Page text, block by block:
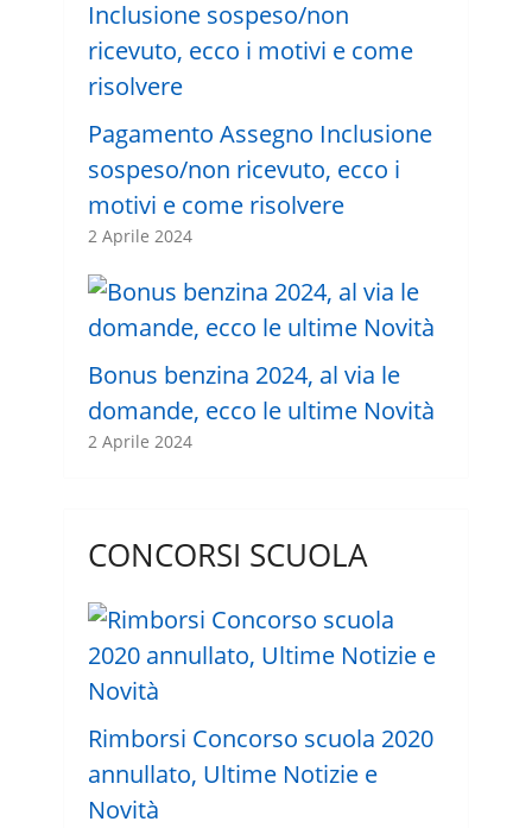
Pagamento Assegno Inclusione
sospeso/non ricevuto, ecco i
motivi e come risolvere
2 Aprile 2024
Bonus benzina 2024, al via le
domande, ecco le ultime Novità
2 Aprile 2024
CONCORSI SCUOLA
Rimborsi Concorso scuola 2020
annullato, Ultime Notizie e
Novità